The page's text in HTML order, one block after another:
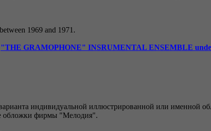
1969 and 1971.
"THE GRAMOPHONE" INSRUMENTAL ENSEMBLE
индивидуальной иллюстрированной или именной
обложки фирмы "Мелодия".